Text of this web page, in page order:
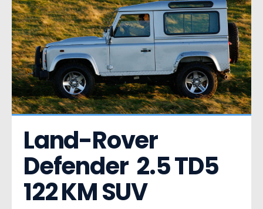
Land-Rover
Defender  2.5 TD5
122 KM SUV